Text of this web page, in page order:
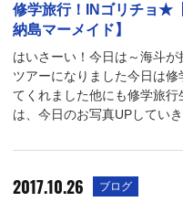
修学旅行！INゴリチョ★
納島マーメイド】
はいさーい！今日は～海斗
ツアーになりました今日は
てくれました他にも修学旅
は、今日のお写真UPしてい
2017.10.26 ブログ